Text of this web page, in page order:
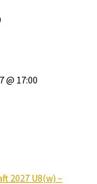
@ 17:00
2027 U8(w) –